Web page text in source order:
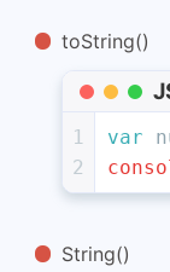
toString()
1
2
var
String()